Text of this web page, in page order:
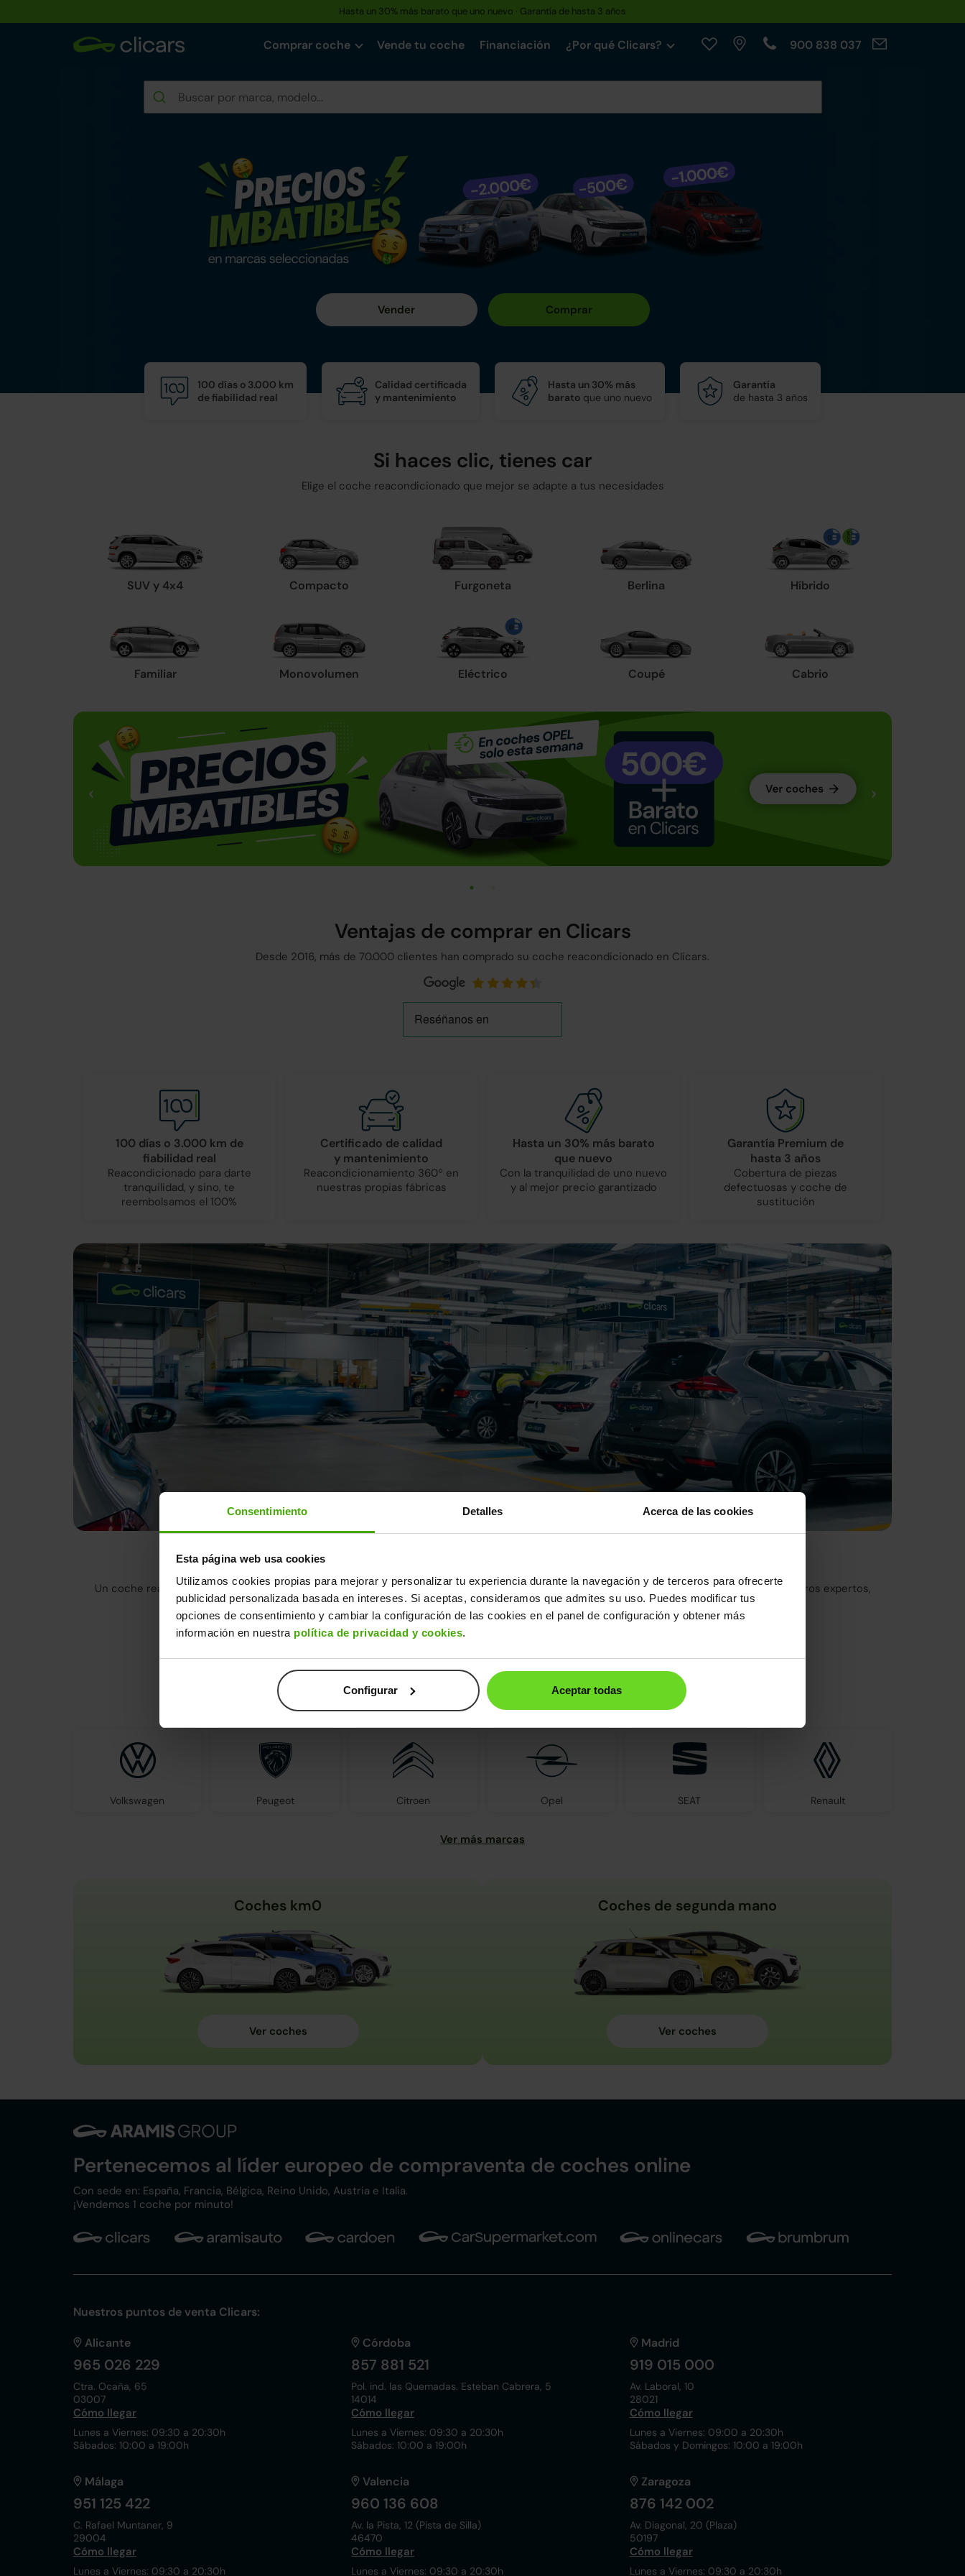
Consentimiento Detalles Acerca de las cookies
Esta página web usa cookies
Utilizamos cookies propias para mejorar y personalizar tu experiencia durante la navegación y de terceros para ofrecerte
publicidad personalizada basada en intereses. Si aceptas, consideramos que admites su uso. Puedes modificar tus
opciones de consentimiento y cambiar la configuración de las cookies en el panel de configuración y obtener más
información en nuestra política de privacidad y cookies.
Configurar Aceptar todas
Hasta un 30% más barato que uno nuevo · Garantía de hasta 3 años
Comprar coche Vende tu coche Financiación ¿Por qué Clicars? 900 838 037
Rebajas de verano en Clicars
100 días o 3.000 km
de fiabilidad real
Calidad certificada
y mantenimiento
Hasta un 30% más
barato que uno nuevo
Garantía
de hasta 3 años
Si haces clic, tienes car
Elige el coche reacondicionado que mejor se adapte a tus necesidades
SUV y 4x4 Compacto Furgoneta Berlina Híbrido
Familiar Monovolumen Eléctrico Coupé Cabrio
Ventajas de comprar en Clicars
Desde 2016, más de 70.000 clientes han comprado su coche reacondicionado en Clicars.
100 días o 3.000 km de
fiabilidad real
Reacondicionado para darte
tranquilidad, y sino, te
reembolsamos el 100%
Certificado de calidad
y mantenimiento
Reacondicionamiento 360º en
nuestras propias fábricas
Hasta un 30% más barato
que nuevo
Con la tranquilidad de uno nuevo
y al mejor precio garantizado
Garantía Premium de
hasta 3 años
Cobertura de piezas
defectuosas y coche de
sustitución
Tenemos la mayor fábrica de reacondicionamiento de Europa
Un coche reacondicionado en Clicars no es un coche de segunda mano "como cualquier otro": supera una meticulosa inspección por nuestros expertos,
cumple con los estándares del fabricante y se reacondiciona en nuestra fábrica de Madrid.
En Clicars encontrarás todas las marcas del mercado
Volkswagen Peugeot Citroen Opel SEAT Renault
Coches km0 Coches de segunda mano
Pertenecemos al líder europeo de compraventa de coches online
Con sede en: España, Francia, Bélgica, Reino Unido, Austria e Italia.
¡Vendemos 1 coche por minuto!
Nuestros puntos de venta Clicars:
Alicante
965 026 229
Ctra. Ocaña, 65
03007
Cómo llegar
Lunes a Viernes: 09:30 a 20:30h
Sábados: 10:00 a 19:00h
Córdoba
857 881 521
Pol. ind. las Quemadas. Esteban Cabrera, 5
14014
Cómo llegar
Lunes a Viernes: 09:30 a 20:30h
Sábados: 10:00 a 19:00h
Madrid
919 015 000
Av. Laboral, 10
28021
Cómo llegar
Lunes a Viernes: 09:00 a 20:30h
Sábados y Domingos: 10:00 a 19:00h
Málaga
951 125 422
C. Rafael Muntaner, 9
29004
Cómo llegar
Lunes a Viernes: 09:30 a 20:30h
Valencia
960 136 608
Av. la Pista, 12 (Pista de Silla)
46470
Cómo llegar
Lunes a Viernes: 09:30 a 20:30h
Zaragoza
876 142 002
Av. Diagonal, 20 (Plaza)
50197
Cómo llegar
Lunes a Viernes: 09:30 a 20:30h